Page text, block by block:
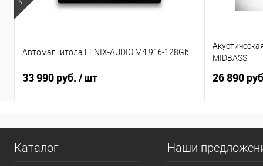
Автомагнитола FENIX-AUDIO M4 9" 6-128Gb
33 990 руб. / шт
MIDBASS
26 890
Каталог Наши